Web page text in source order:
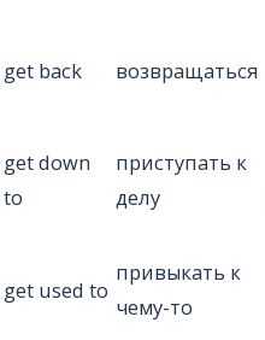
get back возвращаться
get down
to
приступать к
делу
get used to
привыкать к
чему-то